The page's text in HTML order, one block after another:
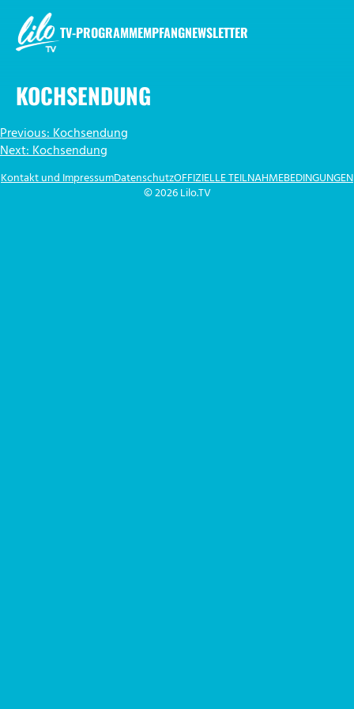
Inhalt
springen
TV-PROGRAMMEMPFANGNEWSLETTER
KOCHSENDUNG
BEITRAGSNAVIGATION
Previous:Kochsendung
Next:Kochsendung
© 2026 Lilo.TV
Kontakt und ImpressumDatenschutzOFFIZIELLE TEILNAHMEBEDINGUNGEN